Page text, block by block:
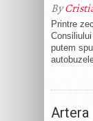
By
Printre
putem
Artera